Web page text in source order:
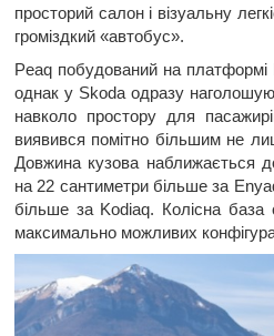
просторий салон і візуальну
громіздкий «автобус».
Peaq побудований на
однак у Skoda одразу
навколо простору для
виявився помітно більшим не
Довжина кузова наближається
на 22 сантиметри більше за
більше за Kodiaq. Колісна
максимально можливих